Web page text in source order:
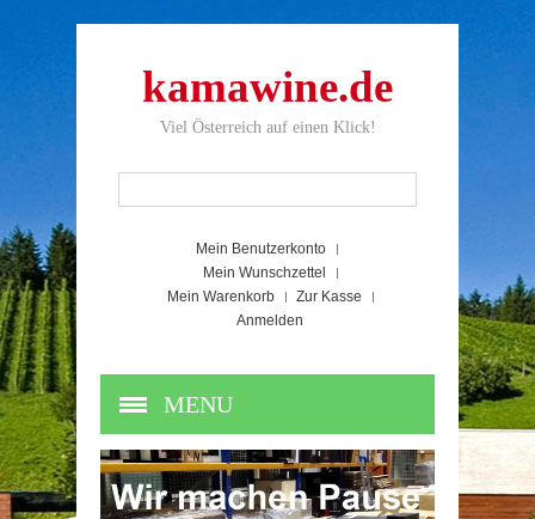
kamawine.de
Viel Österreich auf einen Klick!
Mein Benutzerkonto
Mein Wunschzettel
Mein Warenkorb
Zur Kasse
Anmelden
MENU